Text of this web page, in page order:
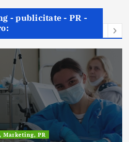
- publicitate - PR -